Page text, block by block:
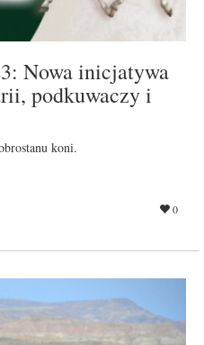
Nowa inicjatywa
podkuwaczy i
koni.
0